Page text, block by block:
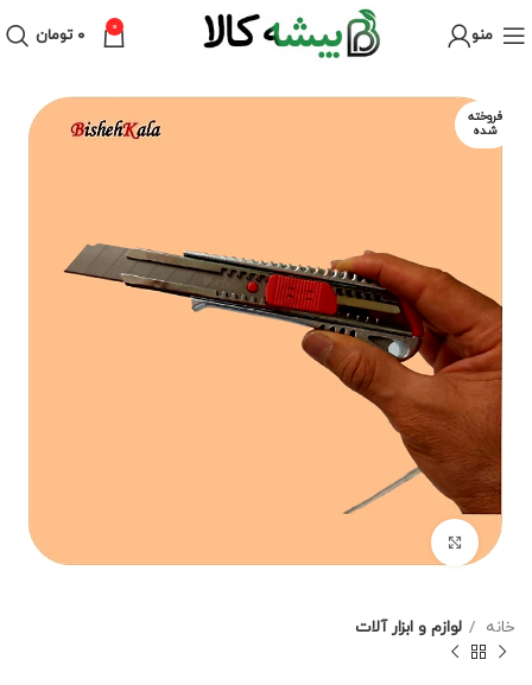
منو 0 ۰ تومان
فروخته
شده
خانه لوازم و ابزار آلات